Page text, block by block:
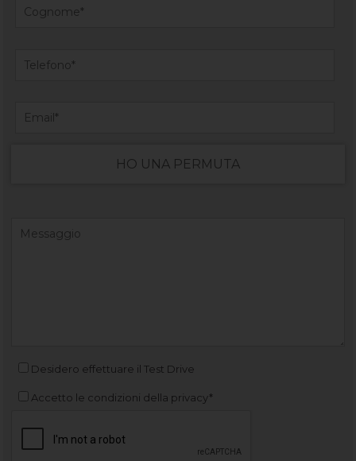
HO UNA PERMUTA
Desidero effettuare il Test Drive
Accetto le condizioni della privacy*